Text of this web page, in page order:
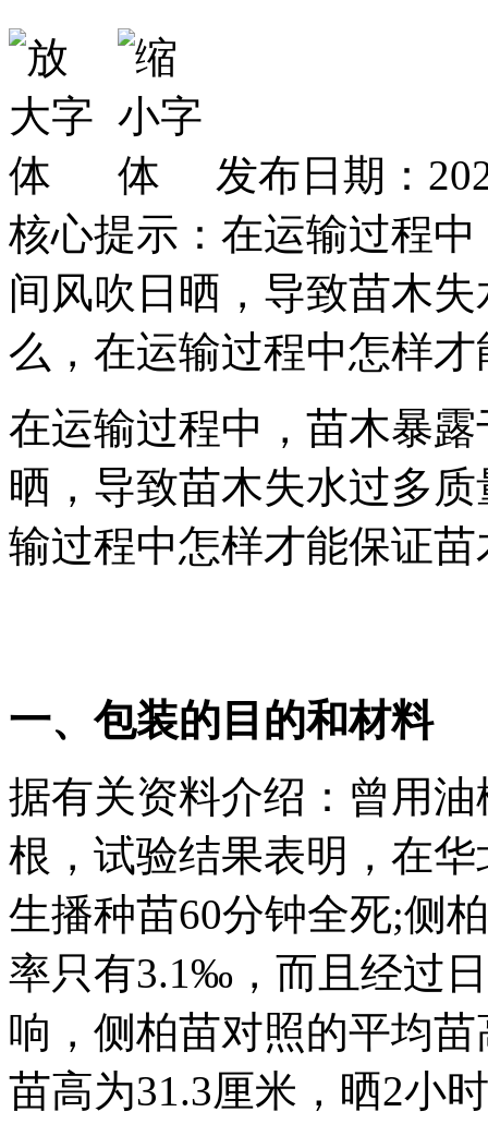
发布日期：
核心提示：在运输过程
间风吹日晒，导致苗木
么，在运输过程中怎样
在运输过程中，苗木暴
晒，导致苗木失水过多
输过程中怎样才能保证
一、包装的目的和材料
据有关资料介绍：曾用
根，试验结果表明，在
生播种苗60分钟全死;侧
率只有3.1‰，而且经过
响，侧柏苗对照的平均
苗高为31.3厘米，晒2小